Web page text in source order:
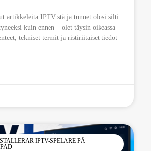
artikkeleita IPTV:stä ja tunnet olosi silti
kuin ennen – olet täysin oikeassa
tekniset termit ja ristiriitaiset tiedot
IPTV-SPELARE PÅ